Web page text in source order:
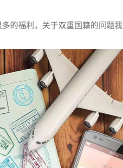
的福利，关于双重国籍的问题我